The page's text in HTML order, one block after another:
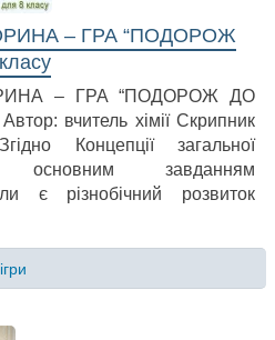
– ГРА “ПОДОРОЖ
– ГРА “ПОДОРОЖ ДО
вчитель хімії Скрипник
Концепції загальної
основним завданням
є різнобічний розвиток